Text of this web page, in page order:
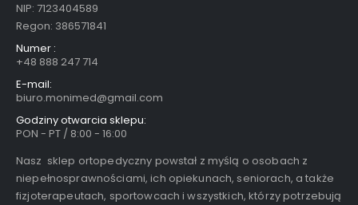
NIP: 7123404589
Regon: 386571841
Numer :
+48 888 247 714
E-mail:
biuro.monimed@gmail.com
Godziny otwarcia sklepu:
PON - PT / 8:00 - 16:00
Nasz sklep ortopedyczny powstał z myślą o osobach z
niepełnosprawnościami, ich opiekunach, seniorach, a także
fizjoterapeutach, sportowcach i wszystkich, którzy potrzebują